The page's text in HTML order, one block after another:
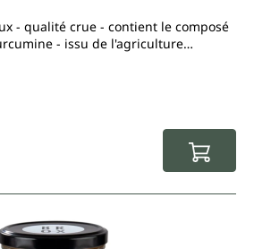
- qualité crue - contient le composé
- issu de l'agriculture